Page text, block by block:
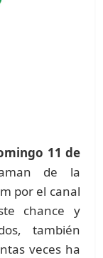
11 de
de la
por el canal
chance y
también
veces ha